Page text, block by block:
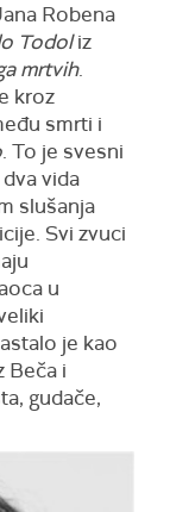
Robena
Todoliz
mrtvih.
kroz
smrti i
. To je svesni
vida
slušanja
Svi zvuci
u
je kao
Beča i
gudače,